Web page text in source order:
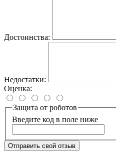
Достоинства:
Недостатки:
Оценка:
Защита от роботов
Введите код в поле ниже
Отправить свой отзыв